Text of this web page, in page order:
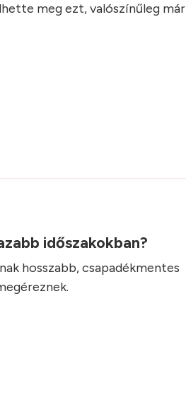
meg ezt, valószínűleg már
időszakokban?
hosszabb, csapadékmentes